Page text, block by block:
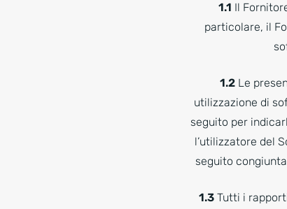
1.1 Il
particolare, il
1.2Le
utilizzazione di
seguito per
l’utilizzatore del
seguito
1.3 Tutti i